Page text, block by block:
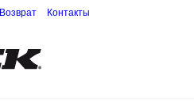
Возврат Контакты